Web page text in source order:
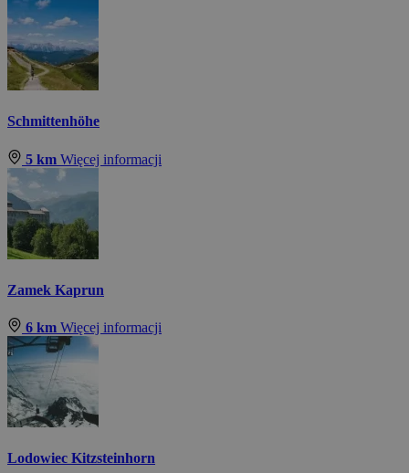
Schmittenhöhe
5 km Więcej informacji
Zamek Kaprun
6 km Więcej informacji
Lodowiec Kitzsteinhorn